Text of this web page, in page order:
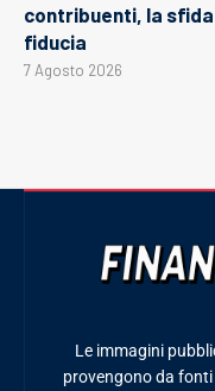
contribuenti, la
fiducia
7 Agosto 2026
Le immagini
provengono da